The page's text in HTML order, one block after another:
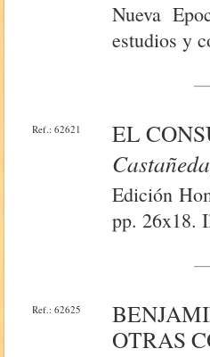
Nueva
estudios y
Ref.: 62621
EL
Edición
pp. 26x18.
Ref.: 62625
OTRAS